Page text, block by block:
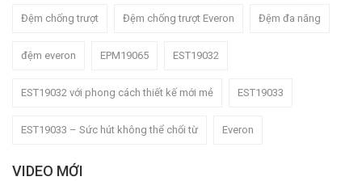
Đệm chống trượt Đệm chống trượt Everon Đệm đa năng
đệm everon EPM19065 EST19032
EST19032 với phong cách thiết kế mới mẻ EST19033
EST19033 – Sức hút không thể chối từ Everon
VIDEO MỚI